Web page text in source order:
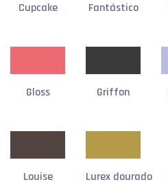
Cupcake Fantástico
Gloss Griffon
Louise Lurex dourado